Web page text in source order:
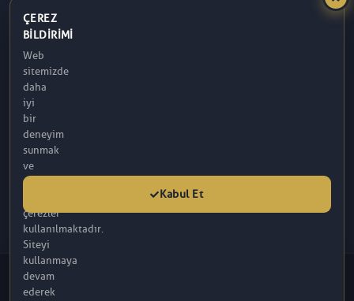
08:30 – 17:30
Atakum / Samsun
© 2026 FBM. Tüm hakları saklıdır. İçerik, FBM (R) Tarafından
Sağlanmaktadır.
ÇEREZ
BILDIRIMI
Web
sitemizde
daha
iyi
bir
deneyim
sunmak
ve
analitik
çerezler
kullanılmaktadır.
Siteyi
kullanmaya
devam
ederek
Kabul Et